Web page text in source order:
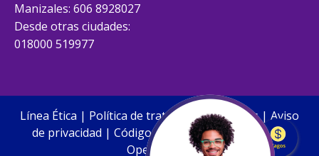
Manizales: 606 8928027
Desde otras ciudades:
018000 519977
Línea Ética | Política de tratamiento de datos| Aviso
de privacidad | Código de buen gobierno Enlace
Operativo
|